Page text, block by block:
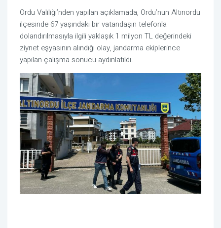
Ordu Valiliği’nden yapılan açıklamada, Ordu’nun Altınordu
ilçesinde 67 yaşındaki bir vatandaşın telefonla
dolandırılmasıyla ilgili yaklaşık 1 milyon TL değerindeki
ziynet eşyasının alındığı olay, jandarma ekiplerince
yapılan çalışma sonucu aydınlatıldı.